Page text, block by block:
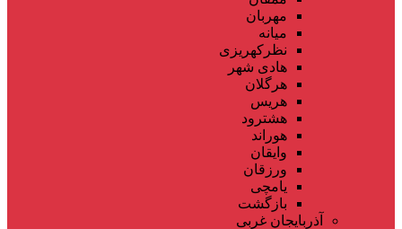
مهربان
میانه
نظرکهریزی
هادی شهر
هرگلان
هریس
هشترود
هوراند
وایقان
ورزقان
یامچی
بازگشت
آذربایجان غربی